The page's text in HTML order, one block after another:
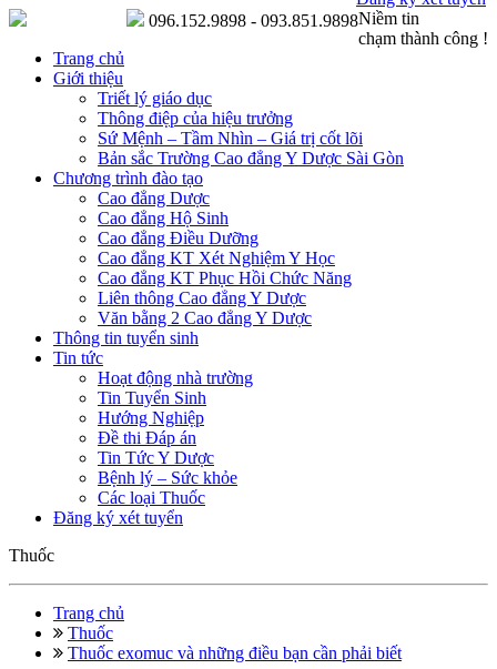
Niềm tin
chạm thành công !
096.152.9898 - 093.851.9898
Trang chủ
Giới thiệu
Triết lý giáo dục
Thông điệp của hiệu trưởng
Sứ Mệnh – Tầm Nhìn – Giá trị cốt lõi
Bản sắc Trường Cao đẳng Y Dược Sài Gòn
Chương trình đào tạo
Cao đẳng Dược
Cao đẳng Hộ Sinh
Cao đẳng Điều Dưỡng
Cao đẳng KT Xét Nghiệm Y Học
Cao đẳng KT Phục Hồi Chức Năng
Liên thông Cao đẳng Y Dược
Văn bằng 2 Cao đẳng Y Dược
Thông tin tuyển sinh
Tin tức
Hoạt động nhà trường
Tin Tuyển Sinh
Hướng Nghiệp
Đề thi Đáp án
Tin Tức Y Dược
Bệnh lý – Sức khỏe
Các loại Thuốc
Đăng ký xét tuyển
Thuốc
Trang chủ
Thuốc
Thuốc exomuc và những điều bạn cần phải biết